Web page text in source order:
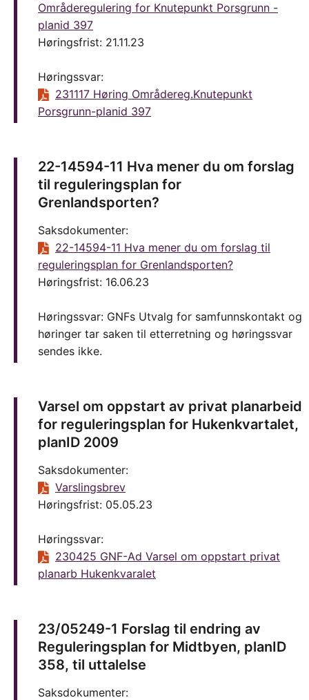
Områderegulering for Knutepunkt Porsgrunn -
planid 397
Høringsfrist: 21.11.23
Høringssvar:
231117 Høring Områdereg.Knutepunkt
Porsgrunn-planid 397
22-14594-11 Hva mener du om forslag
til reguleringsplan for
Grenlandsporten?
Saksdokumenter:
22-14594-11 Hva mener du om forslag til
reguleringsplan for Grenlandsporten?
Høringsfrist: 16.06.23
Høringssvar: GNFs Utvalg for samfunnskontakt og
høringer tar saken til etterretning og høringssvar
sendes ikke.
Varsel om oppstart av privat planarbeid
for reguleringsplan for Hukenkvartalet,
planID 2009
Saksdokumenter:
Varslingsbrev
Høringsfrist: 05.05.23
Høringssvar:
230425 GNF-Ad Varsel om oppstart privat
planarb Hukenkvaralet
23/05249-1 Forslag til endring av
Reguleringsplan for Midtbyen, planID
358, til uttalelse
Saksdokumenter: